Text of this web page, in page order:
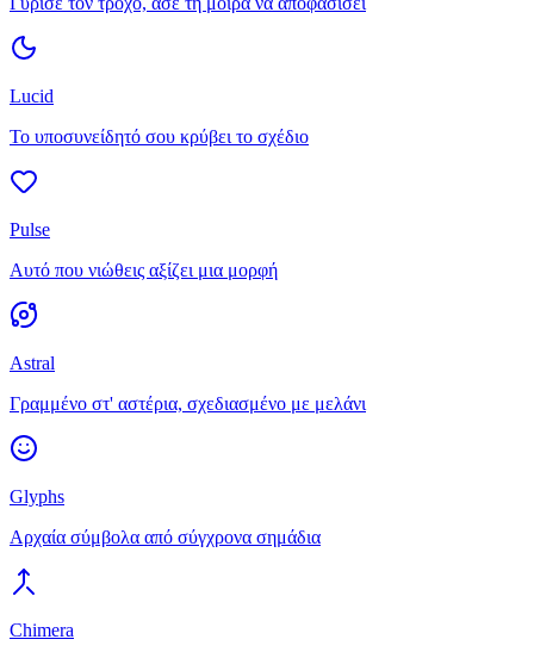
Lucid
Το υποσυνείδητό σου κρύβει το σχέδιο
Pulse
Αυτό που νιώθεις αξίζει μια μορφή
Astral
Γραμμένο στ' αστέρια, σχεδιασμένο με μελάνι
Glyphs
Αρχαία σύμβολα από σύγχρονα σημάδια
Chimera